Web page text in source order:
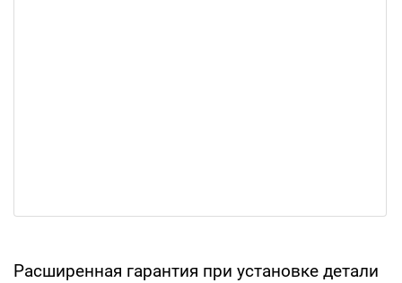
Расширенная гарантия при установке детали